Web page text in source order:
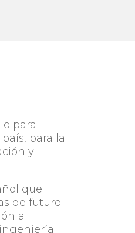
para
para la
y
que
de futuro
al